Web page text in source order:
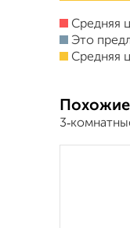
Средняя
Это
Средняя